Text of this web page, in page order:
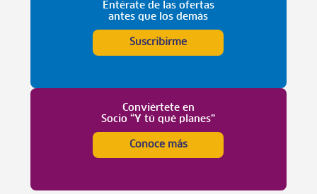
Entérate de las ofertas
antes que los demás
Suscribirme
Conviértete en
Socio “Y tú qué planes”
Conoce más